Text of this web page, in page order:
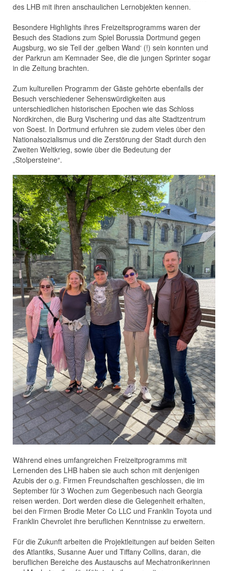
des LHB mit ihren anschaulichen Lernobjekten kennen.
Besondere Highlights ihres Freizeitsprogramms waren der
Besuch des Stadions zum Spiel Borussia Dortmund gegen
Augsburg, wo sie Teil der ‚gelben Wand‘ (!) sein konnten und
der Parkrun am Kemnader See, die die jungen Sprinter sogar
in die Zeitung brachten.
Zum kulturellen Programm der Gäste gehörte ebenfalls der
Besuch verschiedener Sehenswürdigkeiten aus
unterschiedlichen historischen Epochen wie das Schloss
Nordkirchen, die Burg Vischering und das alte Stadtzentrum
von Soest. In Dortmund erfuhren sie zudem vieles über den
Nationalsozialismus und die Zerstörung der Stadt durch den
Zweiten Weltkrieg, sowie über die Bedeutung der
„Stolpersteine“.
Während eines umfangreichen Freizeitprogramms mit
Lernenden des LHB haben sie auch schon mit denjenigen
Azubis der o.g. Firmen Freundschaften geschlossen, die im
September für 3 Wochen zum Gegenbesuch nach Georgia
reisen werden. Dort werden diese die Gelegenheit erhalten,
bei den Firmen Brodie Meter Co LLC und Franklin Toyota und
Franklin Chevrolet ihre beruflichen Kenntnisse zu erweitern.
Für die Zukunft arbeiten die Projektleitungen auf beiden Seiten
des Atlantiks, Susanne Auer und Tiffany Collins, daran, die
beruflichen Bereiche des Austauschs auf Mechatronikerinnen